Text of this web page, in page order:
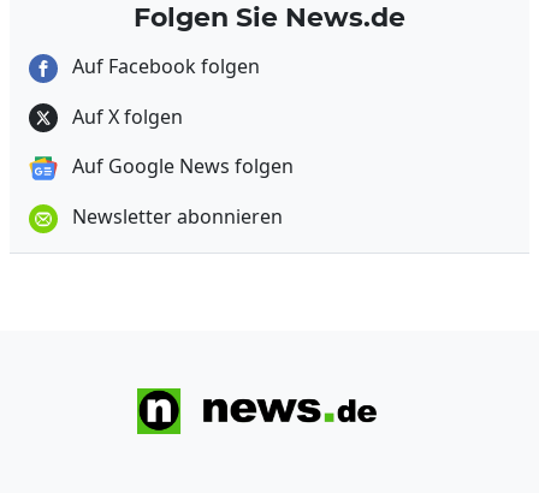
Folgen Sie News.de
Auf Facebook folgen
Auf X folgen
Auf Google News folgen
Newsletter abonnieren